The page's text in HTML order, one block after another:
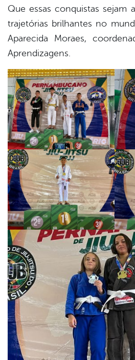
Que essas conquistas sejam
trajetórias brilhantes no
Aparecida Moraes,
Aprendizagens.